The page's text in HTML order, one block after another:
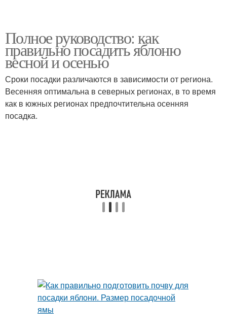
Полное руководство: как
правильно посадить яблоню
весной и осенью
Сроки посадки различаются в зависимости от региона.
Весенняя оптимальна в северных регионах, в то время
как в южных регионах предпочтительна осенняя
посадка.